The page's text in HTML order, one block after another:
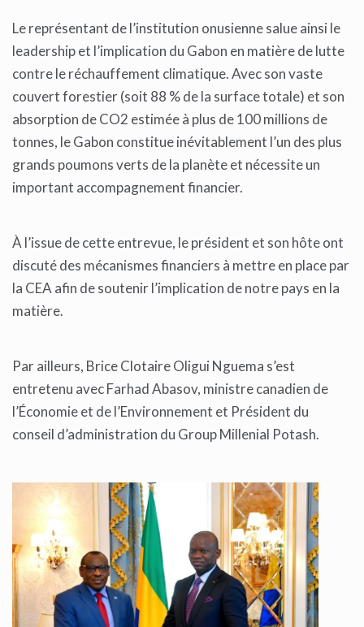
Le représentant de l’institution onusienne salue ainsi le
leadership et l’implication du Gabon en matière de lutte
contre le réchauffement climatique. Avec son vaste
couvert forestier (soit 88 % de la surface totale) et son
absorption de CO2 estimée à plus de 100 millions de
tonnes, le Gabon constitue inévitablement l’un des plus
grands poumons verts de la planète et nécessite un
important accompagnement financier.
À l’issue de cette entrevue, le président et son hôte ont
discuté des mécanismes financiers à mettre en place par
la CEA afin de soutenir l’implication de notre pays en la
matière.
Par ailleurs, Brice Clotaire Oligui Nguema s’est
entretenu avec Farhad Abasov, ministre canadien de
l’Économie et de l’Environnement et Président du
conseil d’administration du Group Millenial Potash.